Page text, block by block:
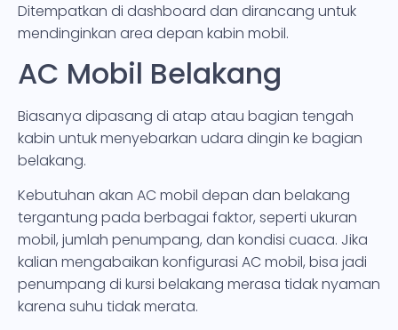
Ditempatkan di dashboard dan dirancang untuk
mendinginkan area depan kabin mobil.
AC Mobil Belakang
Biasanya dipasang di atap atau bagian tengah
kabin untuk menyebarkan udara dingin ke bagian
belakang.
Kebutuhan akan AC mobil depan dan belakang
tergantung pada berbagai faktor, seperti ukuran
mobil, jumlah penumpang, dan kondisi cuaca. Jika
kalian mengabaikan konfigurasi AC mobil, bisa jadi
penumpang di kursi belakang merasa tidak nyaman
karena suhu tidak merata.